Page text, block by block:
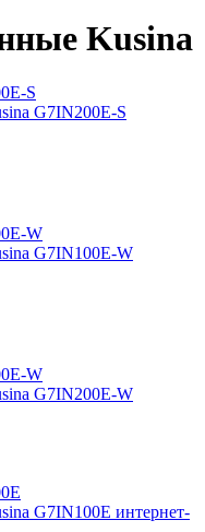
Kusina
S
W
W